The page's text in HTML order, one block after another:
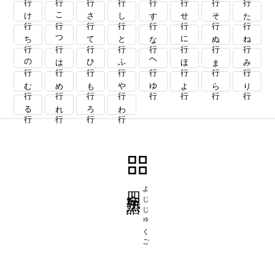
け行 こ行 さ行 し行 す行 せ行 そ行 た行
ち行 つ行 て行 と行 な行 に行 ぬ行 ね行
の行 は行 ひ行 ふ行 へ行 ほ行 ま行 み行
む行 め行 も行 や行 ゆ行 よ行 ら行 り行
る行 れ行 ろ行 わ行
よじじゅくご